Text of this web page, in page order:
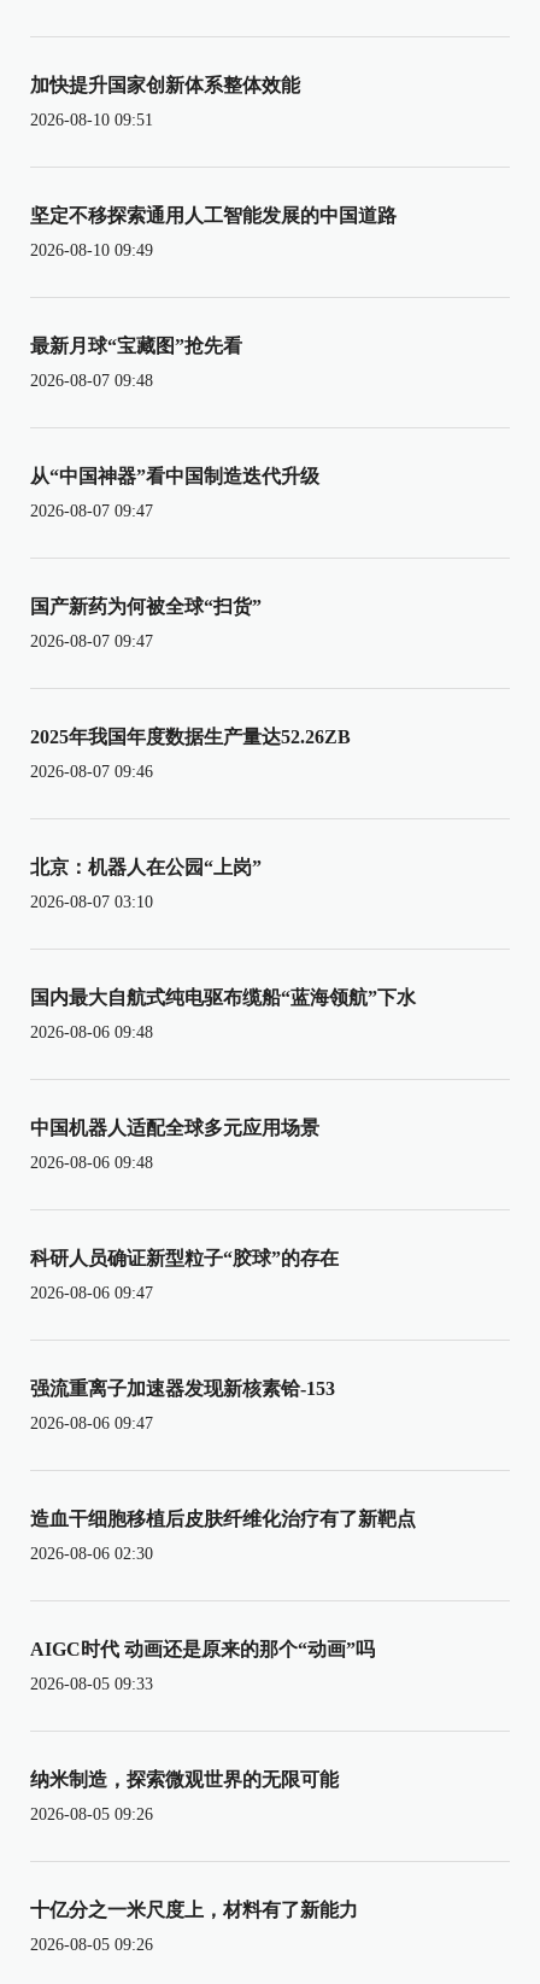
加快提升国家创新体系整体效能
2026-08-10 09:51
坚定不移探索通用人工智能发展的中国道路
2026-08-10 09:49
最新月球“宝藏图”抢先看
2026-08-07 09:48
从“中国神器”看中国制造迭代升级
2026-08-07 09:47
国产新药为何被全球“扫货”
2026-08-07 09:47
2025年我国年度数据生产量达52.26ZB
2026-08-07 09:46
北京：机器人在公园“上岗”
2026-08-07 03:10
国内最大自航式纯电驱布缆船“蓝海领航”下水
2026-08-06 09:48
中国机器人适配全球多元应用场景
2026-08-06 09:48
科研人员确证新型粒子“胶球”的存在
2026-08-06 09:47
强流重离子加速器发现新核素铪-153
2026-08-06 09:47
造血干细胞移植后皮肤纤维化治疗有了新靶点
2026-08-06 02:30
AIGC时代 动画还是原来的那个“动画”吗
2026-08-05 09:33
纳米制造，探索微观世界的无限可能
2026-08-05 09:26
十亿分之一米尺度上，材料有了新能力
2026-08-05 09:26